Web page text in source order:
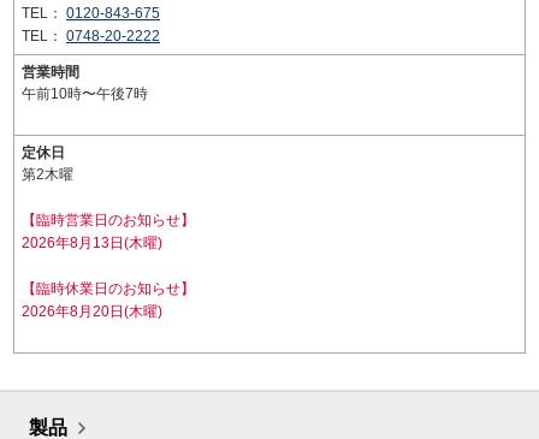
TEL： 0120-843-675
TEL： 0748-20-2222
営業時間
午前10時〜午後7時
定休日
第2木曜
【臨時営業日のお知らせ】
2026年8月13日(木曜)
【臨時休業日のお知らせ】
2026年8月20日(木曜)
製品